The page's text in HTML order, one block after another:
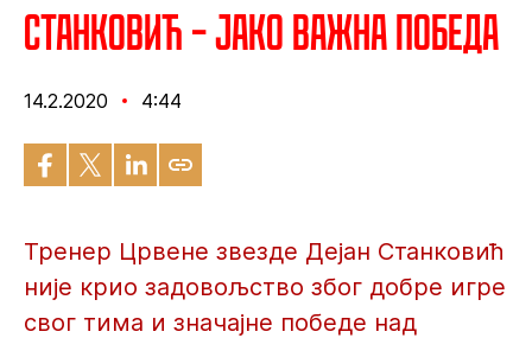
Станковић – Јако важна победа
14.2.2020 4:44
Тренер Црвене звезде Дејан Станковић
није крио задовољство због добре игре
свог тима и значајне победе над